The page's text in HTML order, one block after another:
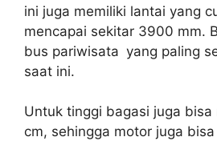
ini juga memiliki lantai yang
mencapai sekitar 3900 mm.
bus pariwisata yang paling
saat ini.
Untuk tinggi bagasi juga bisa
cm, sehingga motor juga